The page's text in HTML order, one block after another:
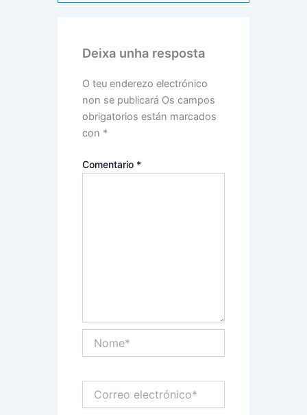
Deixa unha resposta
O teu enderezo electrónico
non se publicará Os campos
obrigatorios están marcados
con *
Comentario *
electrónico*